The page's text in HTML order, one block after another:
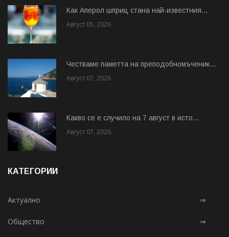
Как Аперол шприц стана най-известния...
Август 05, 2026
Честваме паметта на преподобномъченик...
Август 07, 2026
Какво се е случило на 7 август в исто...
Август 07, 2026
КАТЕГОРИИ
Актуално ⇒
Общество ⇒